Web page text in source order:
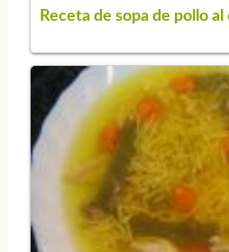
Receta de sopa de pollo